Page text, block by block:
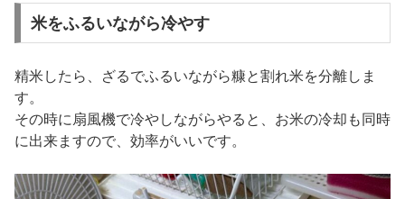
米をふるいながら冷やす
精米したら、ざるでふるいながら糠と割れ米を分離しま
す。
その時に扇風機で冷やしながらやると、お米の冷却も同時
に出来ますので、効率がいいです。